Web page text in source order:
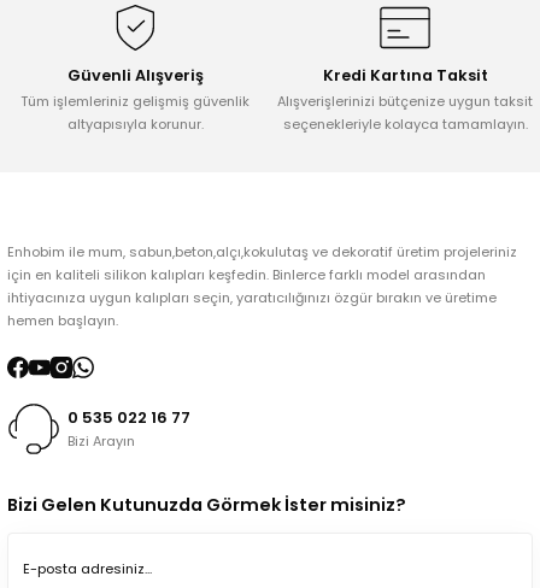
Ürün fiyatı diğer sitelerden daha pahalı.
Bu ürüne benzer farklı alternatifler olmalı.
Güvenli Alışveriş
Tüm işlemleriniz gelişmiş güvenlik
altyapısıyla korunur.
Kredi Kartına Taksit
Alışverişlerinizi bütçenize uygun taksit
seçenekleriyle kolayca tamamlayın.
Enhobim ile mum, sabun,beton,alçı,kokulutaş ve dekoratif üretim projeleriniz
için en kaliteli silikon kalıpları keşfedin. Binlerce farklı model arasından
ihtiyacınıza uygun kalıpları seçin, yaratıcılığınızı özgür bırakın ve üretime
hemen başlayın.
0 535 022 16 77
Bizi Arayın
Bizi Gelen Kutunuzda Görmek İster misiniz?